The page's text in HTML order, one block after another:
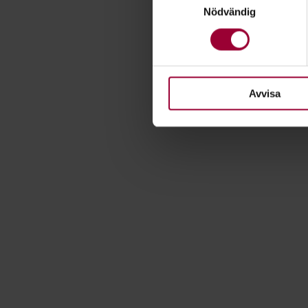
Ta reda på mer om hur
eller dra tillbaka ditt
För att du ska få en så bra
Nödvändig
Avvisa